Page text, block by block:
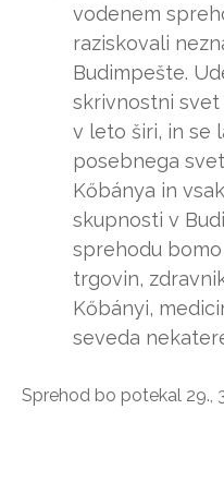
vodenem
raziskovali
Budimpešte.
skrivnostni svet
v leto širi, in se
posebnega
Kőbánya in
skupnosti v
sprehodu
trgovin,
Kőbányi,
seveda
Sprehod bo potekal 29.,